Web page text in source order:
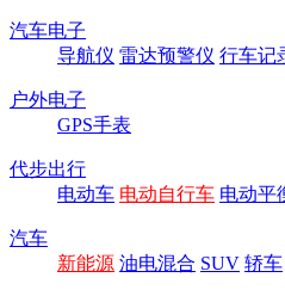
汽车电子
导航仪 雷达预警仪 行车记
户外电子
GPS手表
代步出行
电动车 电动自行车 电动平
汽车
新能源 油电混合 SUV 轿车